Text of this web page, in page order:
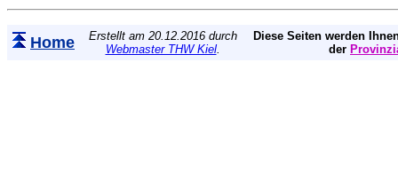
Home
Erstellt am 20.12.2016 durch
Webmaster THW Kiel.
Diese Seiten werden
der